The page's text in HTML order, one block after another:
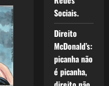
Sociais.
Direito
McDonald’s:
picanha não
é picanha,